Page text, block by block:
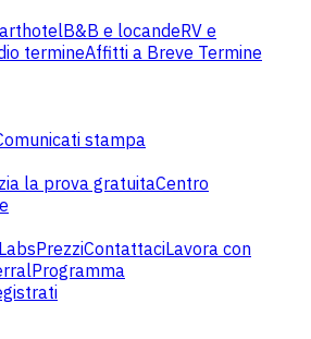
B&B e locandeRV e
termineAffitti a Breve Termine
stampa
la prova gratuitaCentro
PrezziContattaciLavora con
Programma